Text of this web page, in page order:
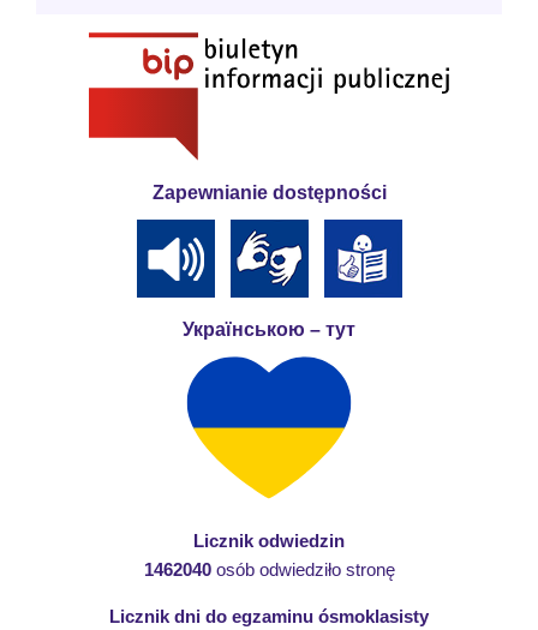
Zapewnianie dostępności
Українською – тут
Licznik odwiedzin
1462040osób odwiedziło stronę
Licznik dni do egzaminu ósmoklasisty